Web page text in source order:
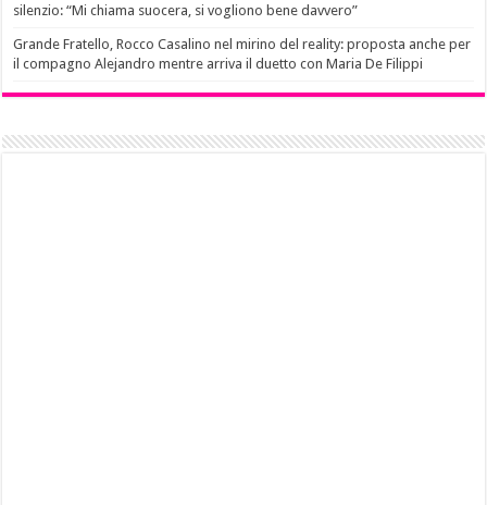
silenzio: “Mi chiama suocera, si vogliono bene davvero”
Grande Fratello, Rocco Casalino nel mirino del reality: proposta anche per
il compagno Alejandro mentre arriva il duetto con Maria De Filippi